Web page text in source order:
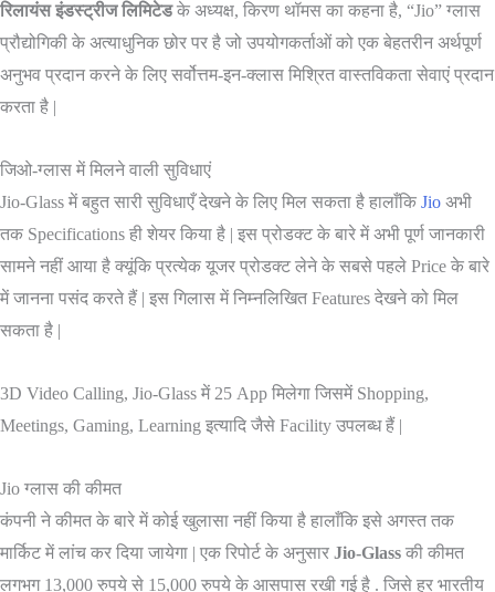
रिलायंस इंडस्ट्रीज लिमिटेडके अध्यक्ष, किरण थॉमस का कहना है, “Jio” ग्लास
प्रौद्योगिकी के अत्याधुनिक छोर पर है जो उपयोगकर्ताओं को एक बेहतरीन अर्थपूर्ण
अनुभव प्रदान करने के लिए सर्वोत्तम-इन-क्लास मिश्रित वास्तविकता सेवाएं प्रदान
करता है |
जिओ-ग्लास में मिलने वाली सुविधाएं
Jio-Glass में बहुत सारी सुविधाएँ देखने के लिए मिल सकता है हालाँकि Jio अभी
तक Specifications ही शेयर किया है | इस प्रोडक्ट के बारे में अभी पूर्ण जानकारी
सामने नहीं आया है क्यूंकि प्रत्येक यूजर प्रोडक्ट लेने के सबसे पहले Price के बारे
में जानना पसंद करते हैं | इस गिलास में निम्नलिखित Features देखने को मिल
सकता है |
3D Video Calling, Jio-Glass में 25 App मिलेगा जिसमें Shopping,
Meetings, Gaming, Learning इत्यादि जैसे Facility उपलब्ध हैं |
Jio ग्लास की कीमत
कंपनी ने कीमत के बारे में कोई खुलासा नहीं किया है हालाँकि इसे अगस्त तक
मार्किट में लांच कर दिया जायेगा | एक रिपोर्ट के अनुसार Jio-Glass की कीमत
लगभग 13,000 रुपये से 15,000 रुपये के आसपास रखी गई है . जिसे हर भारतीय